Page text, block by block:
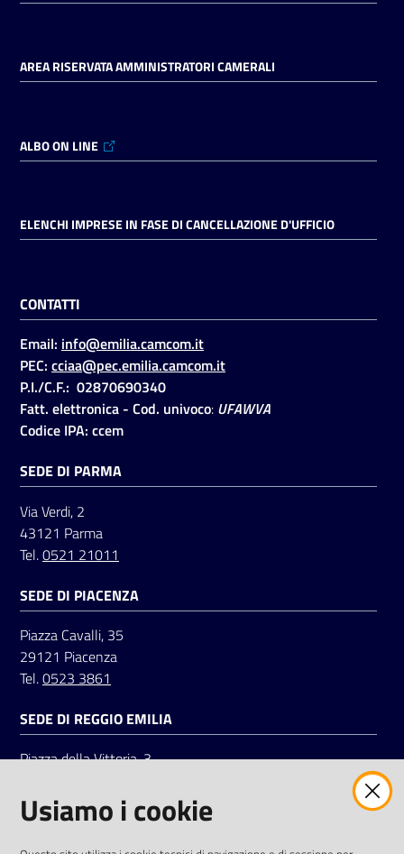
AREA RISERVATA AMMINISTRATORI CAMERALI
ALBO ON LINE
ELENCHI IMPRESE IN FASE DI CANCELLAZIONE D'UFFICIO
CONTATTI
Email: info@emilia.camcom.it
PEC: cciaa@pec.emilia.camcom.it
P.I./C.F.: 02870690340
Fatt. elettronica - Cod. univoco: UFAWVA
Codice IPA: ccem
SEDE DI PARMA
Via Verdi, 2
43121 Parma
Tel.0521 21011
SEDE DI PIACENZA
Piazza Cavalli, 35
29121 Piacenza
Tel.0523 3861
SEDE DI REGGIO EMILIA
Piazza della Vittoria, 3
Tel.0522 7961
Usiamo i cookie